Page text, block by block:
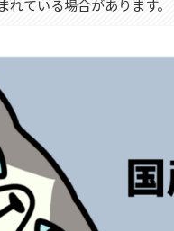
ている場合があります。